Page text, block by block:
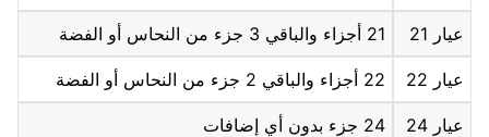
عيار 21 21 أجزاء والباقي 3 جزء من النحاس أو الفضة
عيار 22 22 أجزاء والباقي 2 جزء من النحاس أو الفضة
عيار 24 24 جزء بدون أي إضافات